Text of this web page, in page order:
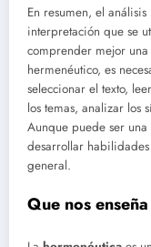
En resumen, el
interpretación que se
comprender mejor
hermenéutico, es
seleccionar el texto,
los temas, analizar los
Aunque puede ser
desarrollar
general.
Que nos